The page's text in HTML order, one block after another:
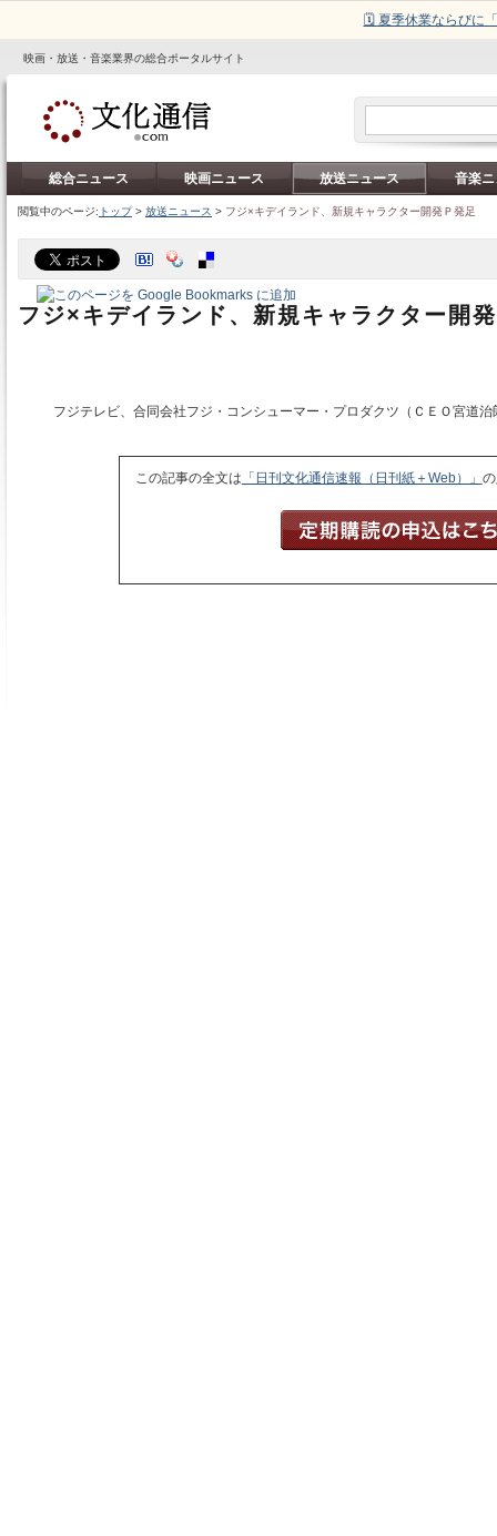
🗓️ 夏季休業ならびに
映画・放送・音楽業界の総合ポータルサイト
総合ニュース 映画ニュース 放送ニュース 音楽
閲覧中のページ: トップ> 放送ニュース > フジ×キデイランド、新規キャラクター開発Ｐ発足
フジ×キデイランド、新規キャラクター開
フジテレビ、合同会社フジ・コンシューマー・プロダクツ（ＣＥＯ宮道
この記事の全文は 「日刊文化通信速報（日刊紙＋Web）」